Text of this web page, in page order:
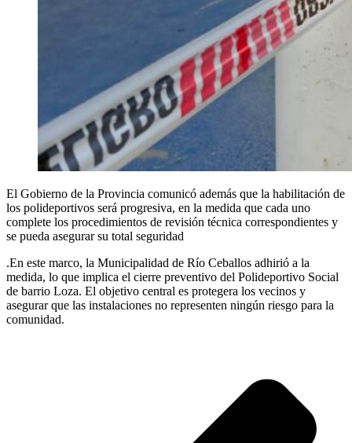
El Gobierno de la Provincia comunicó además que la habilitación de
los polideportivos será progresiva, en la medida que cada uno
complete los procedimientos de revisión técnica correspondientes y
se pueda asegurar su total seguridad
.En este marco, la Municipalidad de Río Ceballos adhirió a la
medida, lo que implica el cierre preventivo del Polideportivo Social
de barrio Loza. El objetivo central es protegera los vecinos y
asegurar que las instalaciones no representen ningún riesgo para la
comunidad.